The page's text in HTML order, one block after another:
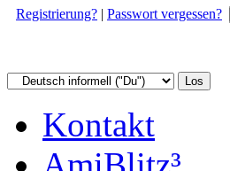
Registrierung? | Passwort vergessen?
Kontakt